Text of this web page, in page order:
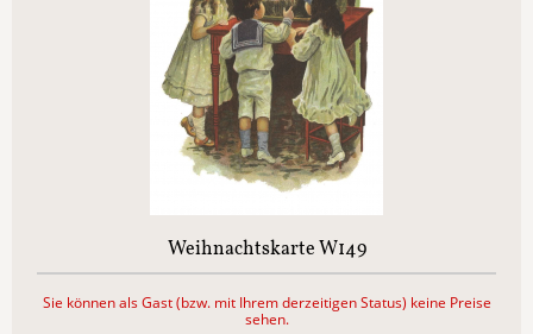
Weihnachtskarte W149
Sie können als Gast (bzw. mit Ihrem derzeitigen Status) keine Preise
sehen.